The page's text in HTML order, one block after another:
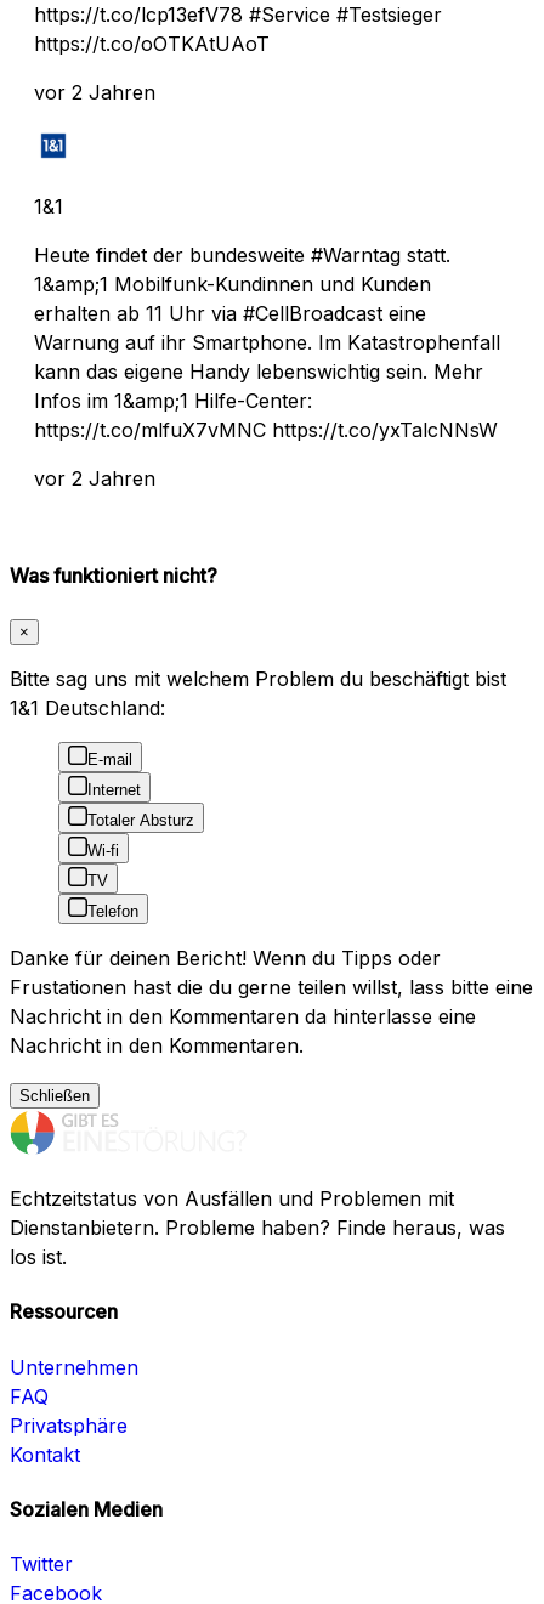
https://t.co/lcp13efV78 #Service #Testsieger
https://t.co/oOTKAtUAoT
vor 2 Jahren
1&1
Heute findet der bundesweite #Warntag statt.
1&amp;1 Mobilfunk-Kundinnen und Kunden
erhalten ab 11 Uhr via #CellBroadcast eine
Warnung auf ihr Smartphone. Im Katastrophenfall
kann das eigene Handy lebenswichtig sein. Mehr
Infos im 1&amp;1 Hilfe-Center:
https://t.co/mlfuX7vMNC https://t.co/yxTalcNNsW
vor 2 Jahren
Was funktioniert nicht?
×
Bitte sag uns mit welchem Problem du beschäftigt bist
1&1 Deutschland:
E-mail
Internet
Totaler Absturz
Wi-fi
TV
Telefon
Danke für deinen Bericht! Wenn du Tipps oder
Frustationen hast die du gerne teilen willst, lass bitte eine
Nachricht in den Kommentaren da hinterlasse eine
Nachricht in den Kommentaren.
Schließen
Echtzeitstatus von Ausfällen und Problemen mit
Dienstanbietern. Probleme haben? Finde heraus, was
los ist.
Ressourcen
Unternehmen
FAQ
Privatsphäre
Kontakt
Sozialen Medien
Twitter
Facebook